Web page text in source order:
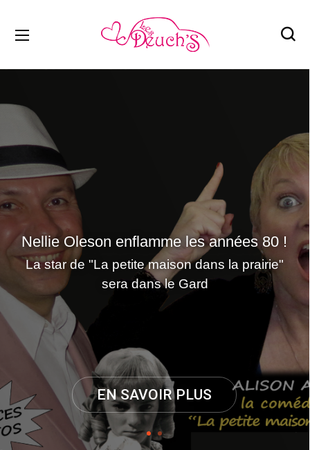
Nellie Oleson enflamme les années 80 !
La star de "La petite maison dans la prairie"
sera dans le Gard
EN SAVOIR PLUS